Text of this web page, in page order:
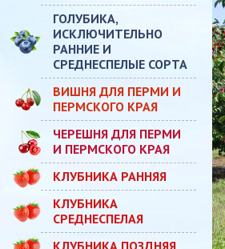
ГОЛУБИКА,
ИСКЛЮЧИТЕЛЬНО
РАННИЕ И
СРЕДНЕСПЕЛЫЕ СОРТА
ВИШНЯ ДЛЯ ПЕРМИ И
ПЕРМСКОГО КРАЯ
ЧЕРЕШНЯ ДЛЯ ПЕРМИ
И ПЕРМСКОГО КРАЯ
КЛУБНИКА РАННЯЯ
КЛУБНИКА
СРЕДНЕСПЕЛАЯ
КЛУБНИКА ПОЗДНЯЯ